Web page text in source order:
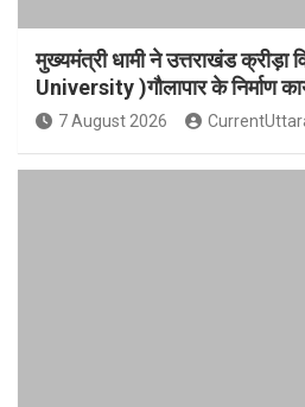
मुख्यमंत्री धामी ने उत्तराखंड क्रीड़ा
University )गौलापार के निर्माण
7 August 2026